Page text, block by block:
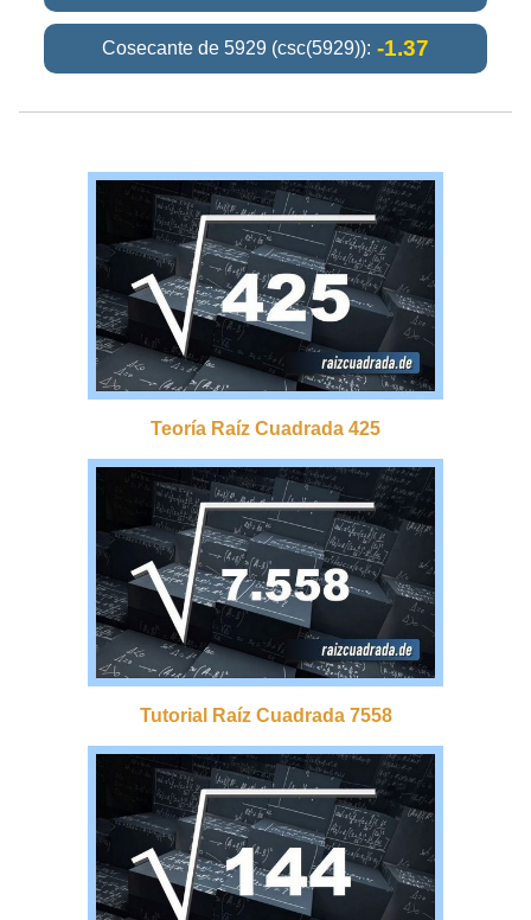
Cosecante de 5929 (csc(5929)): -1.37
Teoría Raíz Cuadrada 425
Tutorial Raíz Cuadrada 7558